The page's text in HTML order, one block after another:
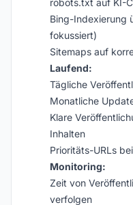
robots.txt auf KI-
Bing-Indexierung
fokussiert)
Sitemaps auf
Laufend:
Tägliche
Monatliche
Klare
Inhalten
Prioritäts-URLs
Monitoring:
Zeit von
verfolgen